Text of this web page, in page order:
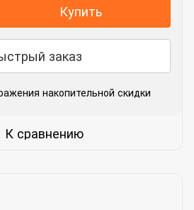
Купить
заказ
накопительной скидки
К сравнению